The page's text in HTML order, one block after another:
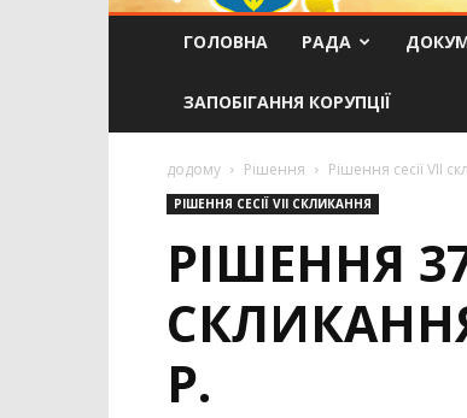
ГОЛОВНА РАДА
ЗАПОБІГАННЯ КОРУПЦІЇ
додому Рішення Рішення сесії VIІ
РІШЕННЯ СЕСІЇ VIІ СКЛИКАННЯ
РІШЕННЯ
Р.